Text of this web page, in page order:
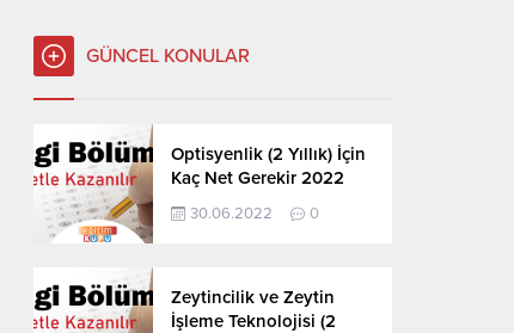
GÜNCEL KONULAR
Optisyenlik (2 Yıllık) İçin
Kaç Net Gerekir 2022
30.06.2022 0
Zeytincilik ve Zeytin
İşleme Teknolojisi (2